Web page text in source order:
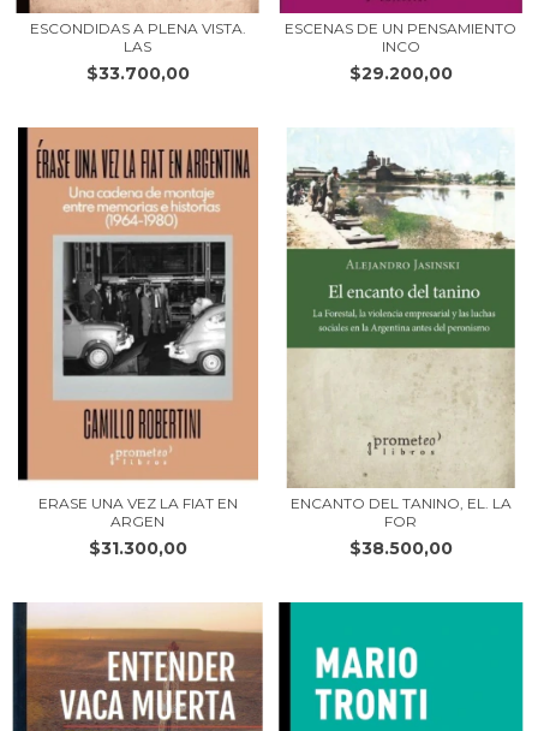
ESCONDIDAS A PLENA VISTA.
LAS
$33.700,00
ESCENAS DE UN PENSAMIENTO
INCO
$29.200,00
ERASE UNA VEZ LA FIAT EN
ARGEN
$31.300,00
ENCANTO DEL TANINO, EL. LA
FOR
$38.500,00